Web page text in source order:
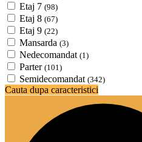
Etaj 7 (98)
Etaj 8 (67)
Etaj 9 (22)
Mansarda (3)
Nedecomandat (1)
Parter (101)
Semidecomandat (342)
Cauta dupa caracteristici